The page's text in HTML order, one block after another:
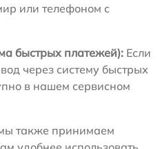
или телефоном с
быстрых платежей): Если
через систему быстрых
в нашем сервисном
также принимаем